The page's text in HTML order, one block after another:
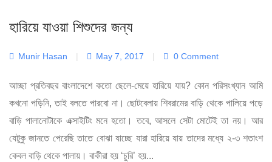
হারিয়ে যাওয়া শিশুদের জন্য
Munir Hasan | May 7, 2017 | 0 Comment
আচ্ছা প্রতিবছর বাংলাদেশে কতো ছেলে-মেয়ে হারিয়ে যায়? কোন পরিসংখ্যান আমি
কখনো পড়িনি, তাই বলতে পারবো না। ছোটবেলায় শিবরামের বাড়ি থেকে পালিয়ে পড়ে
বাড়ি পালানোটাকে এক্সাইটিং মনে হতো। তবে, আসলে সেটা মোটেই তা নয়। আর
যেটুকু জানতে পেরেছি তাতে বোঝা যাচ্ছে যারা হারিয়ে যায় তাদের মধ্যে ২-৩ শতাংশ
কেবল বাড়ি থেকে পালায়। বাকীরা হয় ‘চুরি’ হয়...